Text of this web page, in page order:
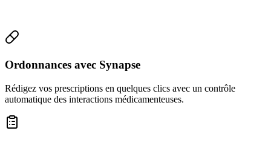
Ordonnances avec Synapse
Rédigez vos prescriptions en quelques clics avec un contrôle
automatique des interactions médicamenteuses.